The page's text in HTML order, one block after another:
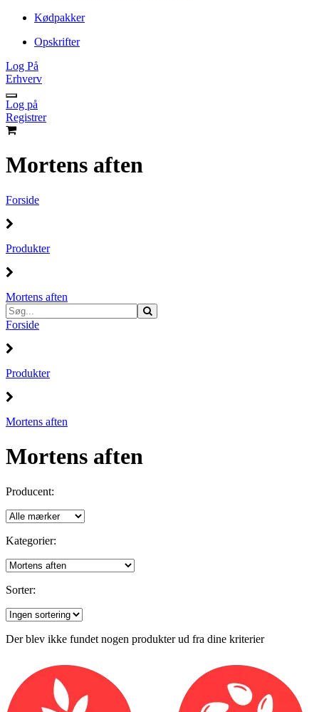
Kødpakker
Opskrifter
Log På
Erhverv
Log på
Registrer
Mortens aften
Forside
Produkter
Mortens aften
Forside
Produkter
Mortens aften
Mortens aften
Producent:
Kategorier:
Sorter:
Der blev ikke fundet nogen produkter ud fra dine kriterier